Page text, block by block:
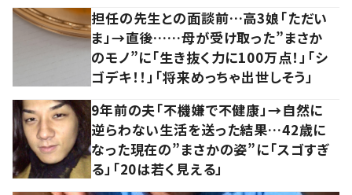
担任の先生との面談前…高3娘「ただい
ま」→直後……母が受け取った”まさか
のモノ”に「生き抜く力に100万点！」「シ
ゴデキ！！」「将来めっちゃ出世しそう」
9年前の夫「不機嫌で不健康」→自然に
逆らわない生活を送った結果…42歳に
なった現在の”まさかの姿”に「スゴすぎ
る」「20は若く見える」